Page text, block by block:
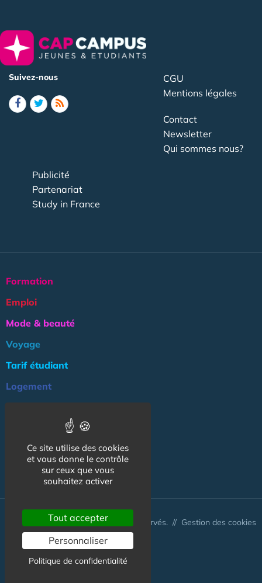
Suivez-nous
CGU
Mentions légales
Contact
Newsletter
Qui sommes nous?
Publicité
Partenariat
Study in France
Formation
Emploi
Mode & beauté
Voyage
Tarif étudiant
Logement
Association
NOS AUTRES SITES :
© CapCampus 2026 - Tous droits réservés. // Gestion des cookies
Ce site utilise des cookies
et vous donne le contrôle
sur ceux que vous
souhaitez activer
Tout accepter
Personnaliser
Politique de confidentialité